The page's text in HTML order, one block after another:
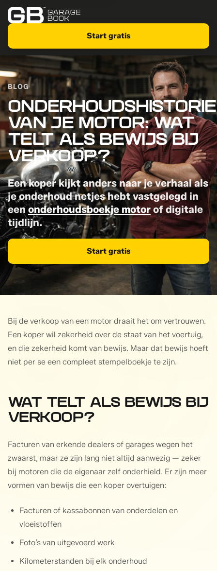
Start gratis
BLOG
ONDERHOUDSHISTORIE
VAN JE MOTOR: WAT
TELT ALS BEWIJS BIJ
VERKOOP?
Een koper kijkt anders naar je verhaal als
je onderhoud netjes hebt vastgelegd in
eenonderhoudsboekje motorof digitale
tijdlijn.
Start gratis
Bij de verkoop van een motor draait het om vertrouwen.
Een koper wil zekerheid over de staat van het voertuig,
en die zekerheid komt van bewijs. Maar dat bewijs hoeft
niet per se een compleet stempelboekje te zijn.
WAT TELT ALS BEWIJS BIJ
VERKOOP?
Facturen van erkende dealers of garages wegen het
zwaarst, maar ze zijn lang niet altijd aanwezig — zeker
bij motoren die de eigenaar zelf onderhield. Er zijn meer
vormen van bewijs die een koper overtuigen:
Facturen of kassabonnen van onderdelen en
vloeistoffen
Foto’s van uitgevoerd werk
Kilometerstanden bij elk onderhoud